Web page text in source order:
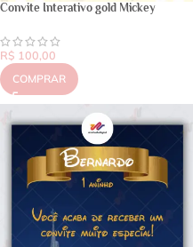
Convite Interativo gold Mickey
R$ 100,00
COMPRAR